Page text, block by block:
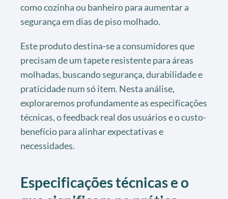
como cozinha ou banheiro para aumentar a
segurança em dias de piso molhado.
Este produto destina-se a consumidores que
precisam de um tapete resistente para áreas
molhadas, buscando segurança, durabilidade e
praticidade num só item. Nesta análise,
exploraremos profundamente as especificações
técnicas, o feedback real dos usuários e o custo-
benefício para alinhar expectativas e
necessidades.
Especificações técnicas e o